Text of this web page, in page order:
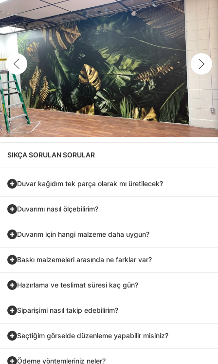
SIKÇA SORULAN SORULAR
Duvar kağıdım tek parça olarak mı üretilecek?
Duvarımı nasıl ölçebilirim?
Duvarım için hangi malzeme daha uygun?
Baskı malzemeleri arasında ne farklar var?
Hazırlama ve teslimat süresi kaç gün?
Siparişimi nasıl takip edebilirim?
Seçtiğim görselde düzenleme yapabilir misiniz?
Ödeme yöntemleriniz neler?